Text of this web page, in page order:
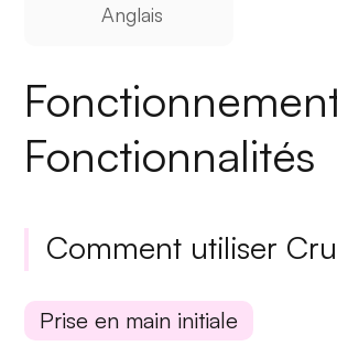
Anglais
Fonctionnalités
Comment utiliser
Prise en main initiale